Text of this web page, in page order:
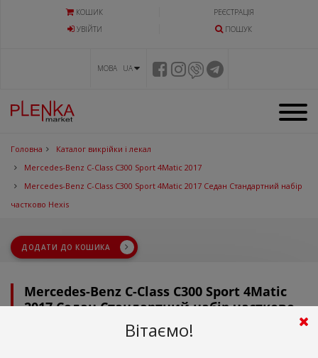
КОШИК
РЕЄСТРАЦІЯ
УВIЙТИ
ПОШУК
МОВА UA
Головна
Каталог викрійки і лекал
Mercedes-Benz C-Class C300 Sport 4Matic 2017
Mercedes-Benz C-Class C300 Sport 4Matic 2017 Седан Стандартний набір
частково Hexis
ДОДАТИ ДО КОШИКА
Mercedes-Benz C-Class C300 Sport 4Matic
2017 Седан Стандартний набір частково
Вітаємо!